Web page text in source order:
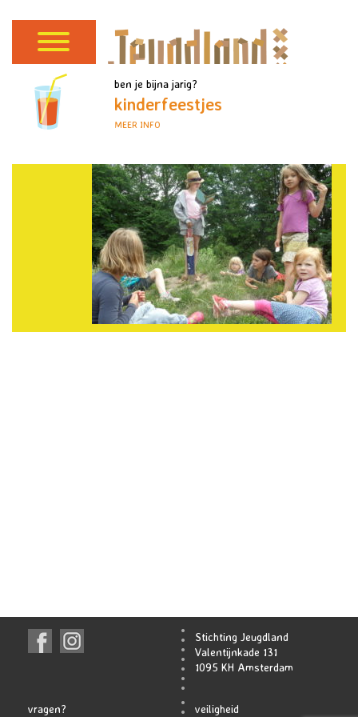
ben je bijna jarig?
kinderfeestjes
MEER INFO
Stichting Jeugdland
Valentijnkade 131
1095 KH Amsterdam
vragen? veiligheid